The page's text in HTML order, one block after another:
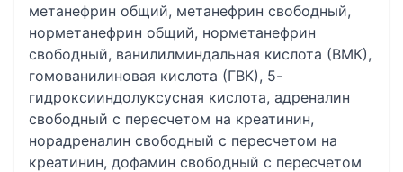
метанефрин общий, метанефрин свободный,
норметанефрин общий, норметанефрин
свободный, ванилилминдальная кислота (ВМК),
гомованилиновая кислота (ГВК), 5-
гидроксииндолуксусная кислота, адреналин
свободный с пересчетом на креатинин,
норадреналин свободный с пересчетом на
креатинин, дофамин свободный с пересчетом